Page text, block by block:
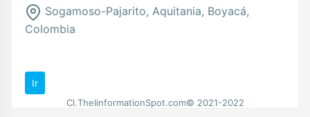
Sogamoso-Pajarito, Aquitania, Boyacá,
Colombia
Ir
Cl.TheIinformationSpot.com© 2021-2022